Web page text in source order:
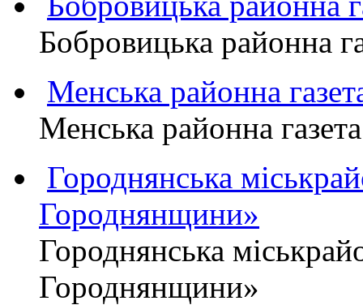
Бобровицька
Менська районна
Менська районна
Городнянська
Городнянщини»
Городнянська
Городнянщини»